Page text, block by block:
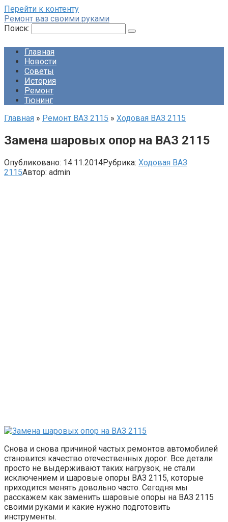
Перейти к контенту
Ремонт ваз своими руками
Поиск:
Главная
Новости
Советы
История
Ремонт
Тюнинг
Главная » Ремонт ВАЗ 2115 » Ходовая ВАЗ 2115
Замена шаровых опор на ВАЗ 2115
Опубликовано: 14.11.2014Рубрика: Ходовая ВАЗ
2115Автор: admin
Снова и снова причиной частых ремонтов автомобилей
становится качество отечественных дорог. Все детали
просто не выдерживают таких нагрузок, не стали
исключением и шаровые опоры ВАЗ 2115, которые
приходится менять довольно часто. Сегодня мы
расскажем как заменить шаровые опоры на ВАЗ 2115
своими руками и какие нужно подготовить
инструменты.